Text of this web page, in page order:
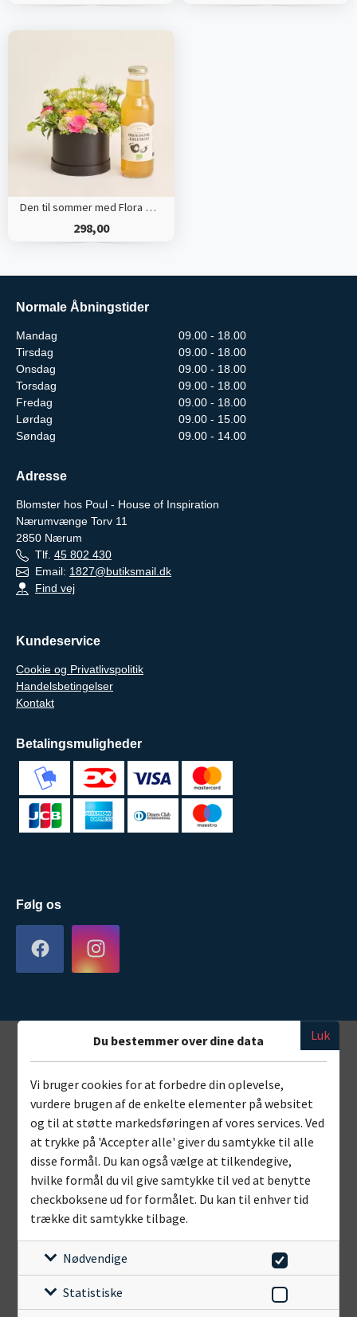
Den til sommer med Flora & Evergreen Øko æblemost
298,00
Normale Åbningstider
Mandag
09.00 - 18.00
Tirsdag
09.00 - 18.00
Onsdag
09.00 - 18.00
Torsdag
09.00 - 18.00
Fredag
09.00 - 18.00
Lørdag
09.00 - 15.00
Søndag
09.00 - 14.00
Adresse
Blomster hos Poul - House of Inspiration
Nærumvænge Torv 11
2850 Nærum
Tlf. 45 802 430
Email: 1827@butiksmail.dk
Find vej
Kundeservice
Cookie og Privatlivspolitik
Handelsbetingelser
Kontakt
Betalingsmuligheder
Følg os
Luk
Du bestemmer over dine data
Vi bruger cookies for at forbedre din oplevelse,
vurdere brugen af de enkelte elementer på websitet
og til at støtte markedsføringen af vores services. Ved
at trykke på 'Accepter alle' giver du samtykke til alle
disse formål. Du kan også vælge at tilkendegive,
hvilke formål du vil give samtykke til ved at benytte
checkboksene ud for formålet. Du kan til enhver tid
trække dit samtykke tilbage.
Nødvendige
Statistiske